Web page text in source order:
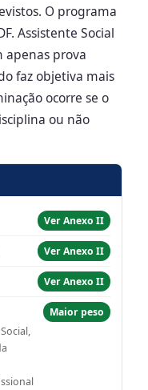
O programa
Assistente Social
apenas prova
faz objetiva mais
ocorre se o
ou não
Ver Anexo II
Ver Anexo II
Ver Anexo II
Maior peso